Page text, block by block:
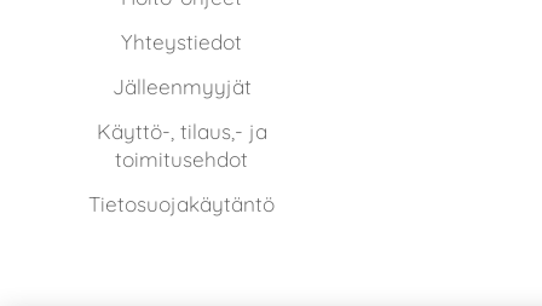
Yhteystiedot
Jälleenmyyjät
Käyttö-, tilaus,- ja
toimitusehdot
Tietosuojakäytäntö